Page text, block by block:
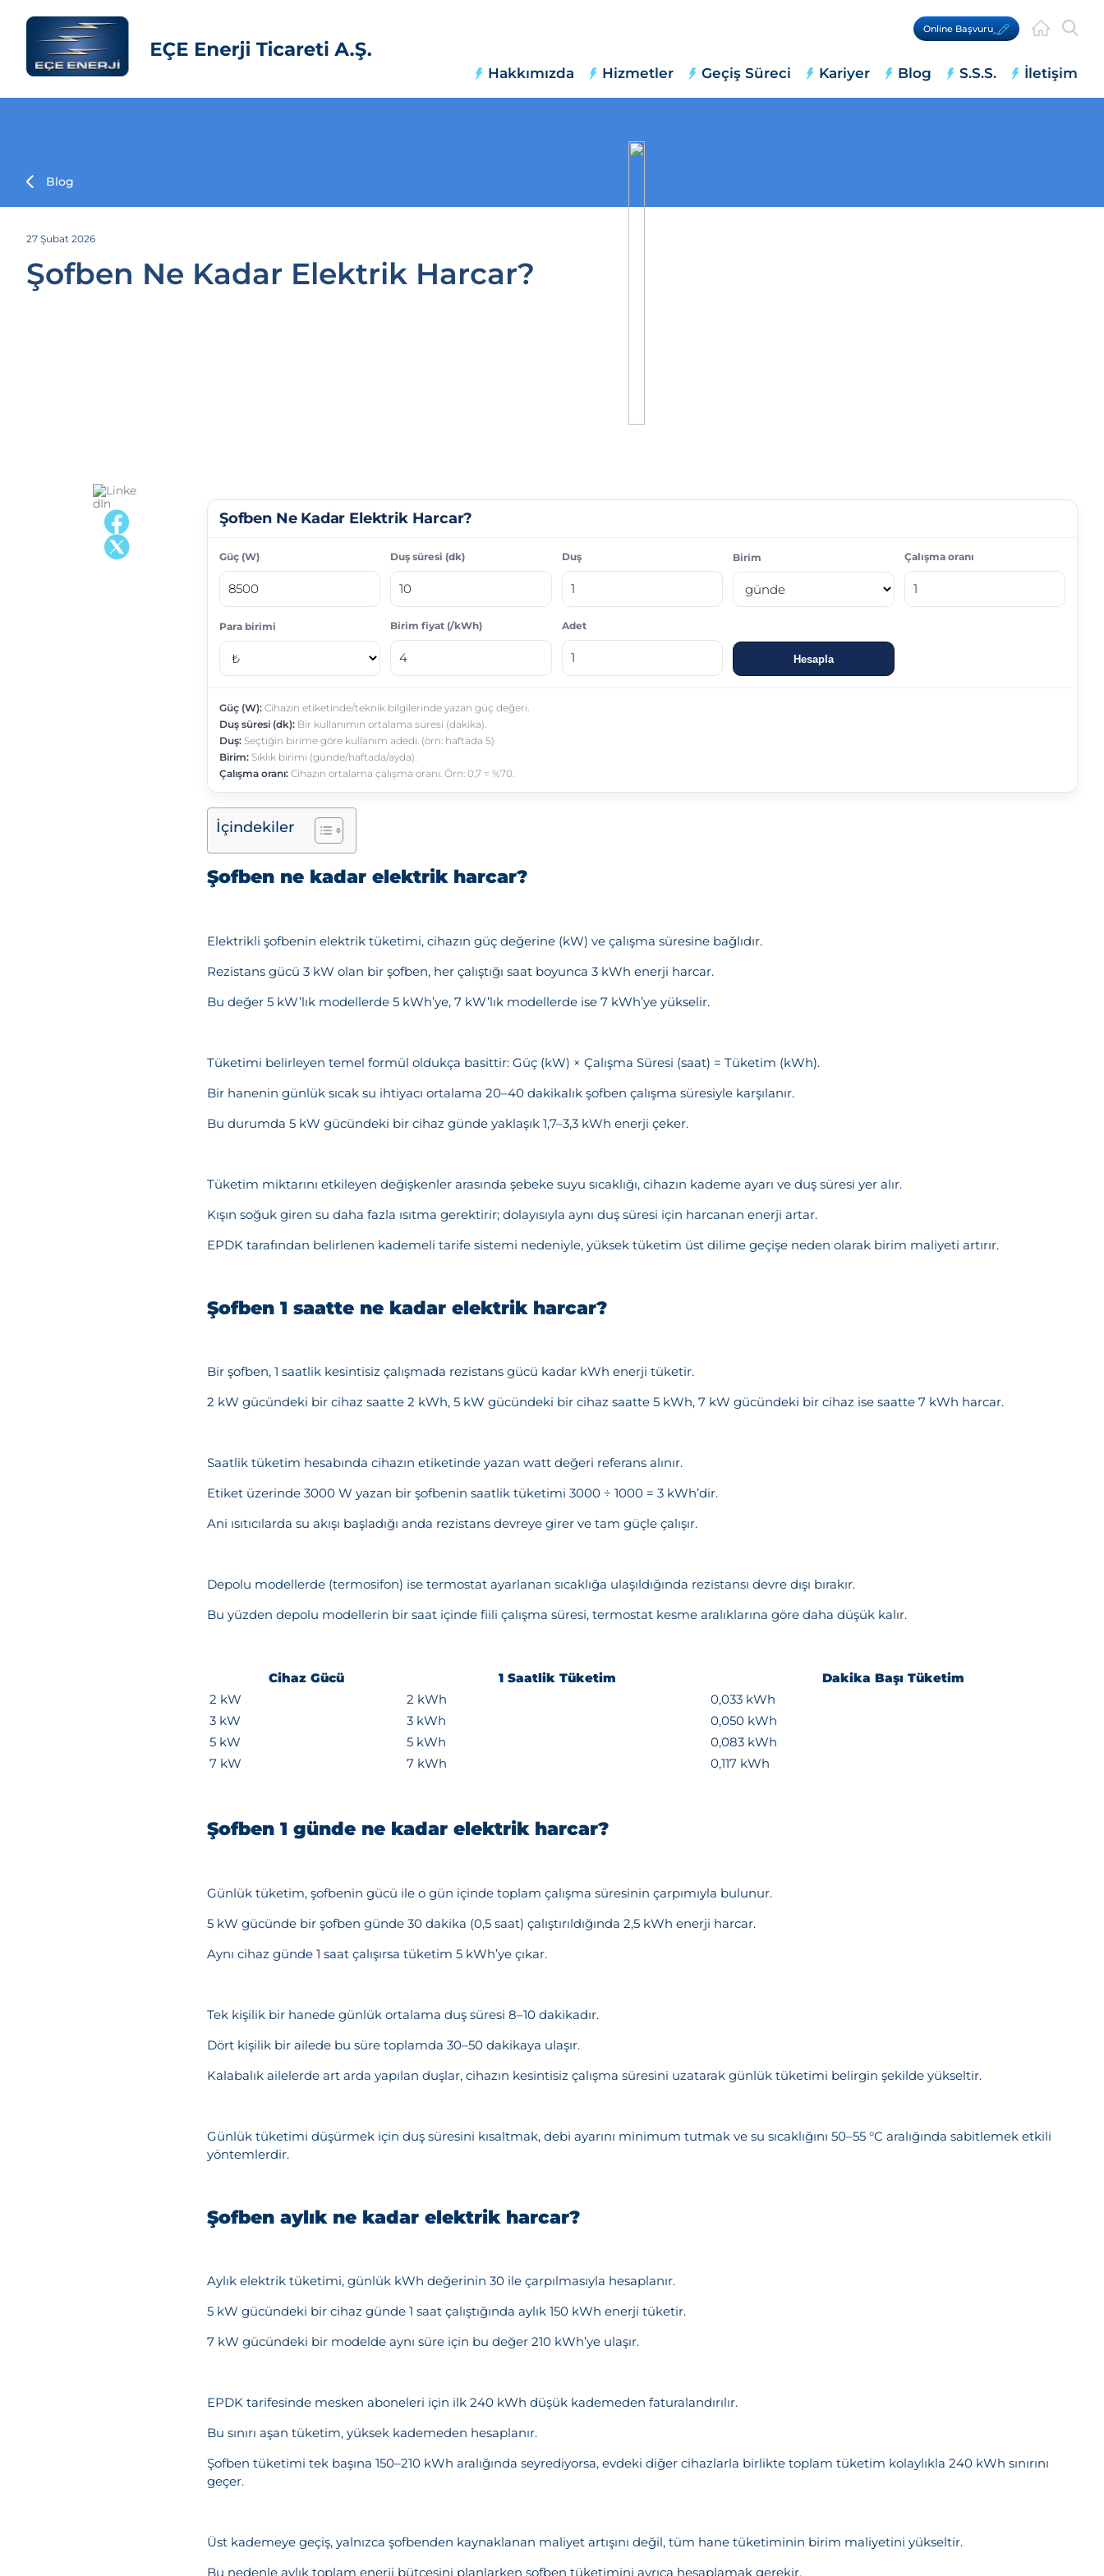
Online Başvuru
Hakkımızda Hizmetler Geçiş Süreci Kariyer Blog S.S.S. İletişim
Blog
27 Şubat 2026
Şofben Ne Kadar Elektrik Harcar?
İçindekiler
Şofben ne kadar elektrik harcar?
Elektrikli şofbenin elektrik tüketimi, cihazın güç değerine (kW) ve çalışma süresine bağlıdır.
Rezistans gücü 3 kW olan bir şofben, her çalıştığı saat boyunca 3 kWh enerji harcar.
Bu değer 5 kW’lık modellerde 5 kWh’ye, 7 kW’lık modellerde ise 7 kWh’ye yükselir.
Tüketimi belirleyen temel formül oldukça basittir: Güç (kW) × Çalışma Süresi (saat) = Tüketim (kWh).
Bir hanenin günlük sıcak su ihtiyacı ortalama 20–40 dakikalık şofben çalışma süresiyle karşılanır.
Bu durumda 5 kW gücündeki bir cihaz günde yaklaşık 1,7–3,3 kWh enerji çeker.
Tüketim miktarını etkileyen değişkenler arasında şebeke suyu sıcaklığı, cihazın kademe ayarı ve duş süresi yer alır.
Kışın soğuk giren su daha fazla ısıtma gerektirir; dolayısıyla aynı duş süresi için harcanan enerji artar.
EPDK tarafından belirlenen kademeli tarife sistemi nedeniyle, yüksek tüketim üst dilime geçişe neden olarak birim maliyeti artırır.
Şofben 1 saatte ne kadar elektrik harcar?
Bir şofben, 1 saatlik kesintisiz çalışmada rezistans gücü kadar kWh enerji tüketir.
2 kW gücündeki bir cihaz saatte 2 kWh, 5 kW gücündeki bir cihaz saatte 5 kWh, 7 kW gücündeki bir cihaz ise saatte 7 kWh harcar.
Saatlik tüketim hesabında cihazın etiketinde yazan watt değeri referans alınır.
Etiket üzerinde 3000 W yazan bir şofbenin saatlik tüketimi 3000 ÷ 1000 = 3 kWh’dir.
Ani ısıtıcılarda su akışı başladığı anda rezistans devreye girer ve tam güçle çalışır.
Depolu modellerde (termosifon) ise termostat ayarlanan sıcaklığa ulaşıldığında rezistansı devre dışı bırakır.
Bu yüzden depolu modellerin bir saat içinde fiili çalışma süresi, termostat kesme aralıklarına göre daha düşük kalır.
Cihaz Gücü 1 Saatlik Tüketim
Dakika Başı Tüketim
2 kW
2 kWh
0,033 kWh
3 kW
3 kWh
0,050 kWh
5 kW
5 kWh
0,083 kWh
7 kW
7 kWh 0,117 kWh
Şofben 1 günde ne kadar elektrik harcar?
Günlük tüketim, şofbenin gücü ile o gün içinde toplam çalışma süresinin çarpımıyla bulunur.
5 kW gücünde bir şofben günde 30 dakika (0,5 saat) çalıştırıldığında 2,5 kWh enerji harcar.
Aynı cihaz günde 1 saat çalışırsa tüketim 5 kWh’ye çıkar.
Tek kişilik bir hanede günlük ortalama duş süresi 8–10 dakikadır.
Dört kişilik bir ailede bu süre toplamda 30–50 dakikaya ulaşır.
Kalabalık ailelerde art arda yapılan duşlar, cihazın kesintisiz çalışma süresini uzatarak günlük tüketimi belirgin şekilde yükseltir.
Günlük tüketimi düşürmek için duş süresini kısaltmak, debi ayarını minimum tutmak ve su sıcaklığını 50–55 °C aralığında sabitlemek etkili
yöntemlerdir.
Şofben aylık ne kadar elektrik harcar?
Aylık elektrik tüketimi, günlük kWh değerinin 30 ile çarpılmasıyla hesaplanır.
5 kW gücündeki bir cihaz günde 1 saat çalıştığında aylık 150 kWh enerji tüketir.
7 kW gücündeki bir modelde aynı süre için bu değer 210 kWh’ye ulaşır.
EPDK tarifesinde mesken aboneleri için ilk 240 kWh düşük kademeden faturalandırılır.
Bu sınırı aşan tüketim, yüksek kademeden hesaplanır.
Şofben tüketimi tek başına 150–210 kWh aralığında seyrediyorsa, evdeki diğer cihazlarla birlikte toplam tüketim kolaylıkla 240 kWh sınırını
geçer.
Üst kademeye geçiş, yalnızca şofbenden kaynaklanan maliyet artışını değil, tüm hane tüketiminin birim maliyetini yükseltir.
Bu nedenle aylık toplam enerji bütçesini planlarken şofben tüketimini ayrıca hesaplamak gerekir.
Teşekkürler!
Mesajınız başarıyla ulaştırıldı. En kısa sürede sizinle iletişime geçilecektir.